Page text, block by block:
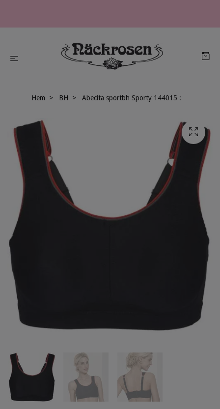
Hem BH Abecita sportbh Sporty 144015 :